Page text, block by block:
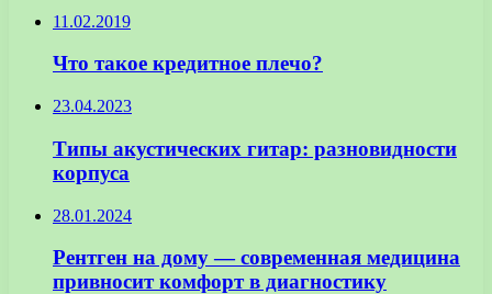
11.02.2019
Что такое кредитное плечо?
23.04.2023
Типы акустических гитар: разновидности
корпуса
28.01.2024
Рентген на дому — современная медицина
привносит комфорт в диагностику